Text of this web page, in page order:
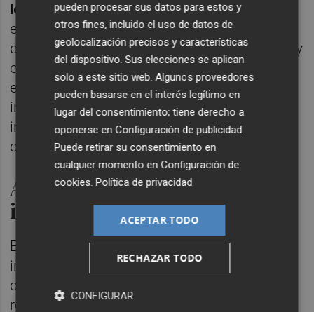
longitud.Las obras del primero empezaron
en abril de 2023, y del segundo a primeros
de este año. Por su parte, el proyecto de vía y
electrificación está aprobado y su licitación
está proyectada para este año. También
incluyen una subestación eléctrica en la
intermodal que se encargará de suministrar
corriente al acceso ferroviario.
Ampliación de la estación
intermodal
El proyecto constructivo de la estación
intermodal se redactó en 2023 y las obras
comenzarán este año. El puerto ya ha
remitido lospliegos
pueden procesar sus datos para estos y
otros fines, incluido el uso de datos de
geolocalización precisos y características
del dispositivo. Sus elecciones se aplican
solo a este sitio web. Algunos proveedores
pueden basarse en el interés legítimo en
lugar del consentimiento; tiene derecho a
oponerse enConfiguración de publicidad.
Puede retirar su consentimiento en
cualquier momento enConfiguración de
cookies.Política de privacidad
ACEPTAR TODO
RECHAZAR TODO
CONFIGURAR